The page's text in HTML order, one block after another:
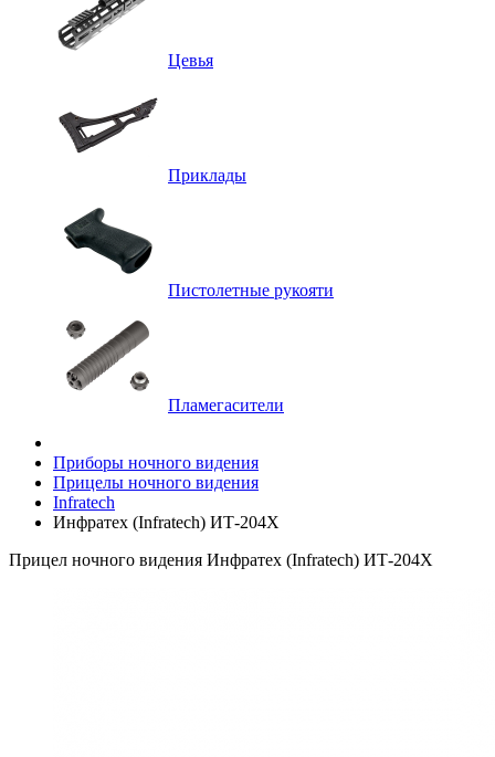
Цевья
Приклады
Пистолетные рукояти
Пламегасители
Приборы ночного видения
Прицелы ночного видения
Infratech
Инфратех (Infratech) ИТ-204Х
Прицел ночного видения Инфратех (Infratech) ИТ-204Х